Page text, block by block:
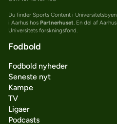
Du finder Sports Content i Universitetsbyen
i Aarhus hos Partnerhuset. En del af Aarhus
Universitets forskningsfond.
Fodbold
Fodbold nyheder
Seneste nyt
Kampe
TV
Ligaer
Podcasts